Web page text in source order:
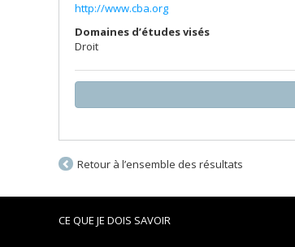
http://www.cba.org
Domaines d’études visés
Droit
Retour à l’ensemble des résultats
CE QUE JE DOIS SAVOIR